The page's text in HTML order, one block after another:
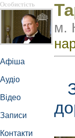
Особистість
Афіша
Аудіо
Відео
Записи
Контакти
м.